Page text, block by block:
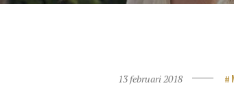
13 februari 2018